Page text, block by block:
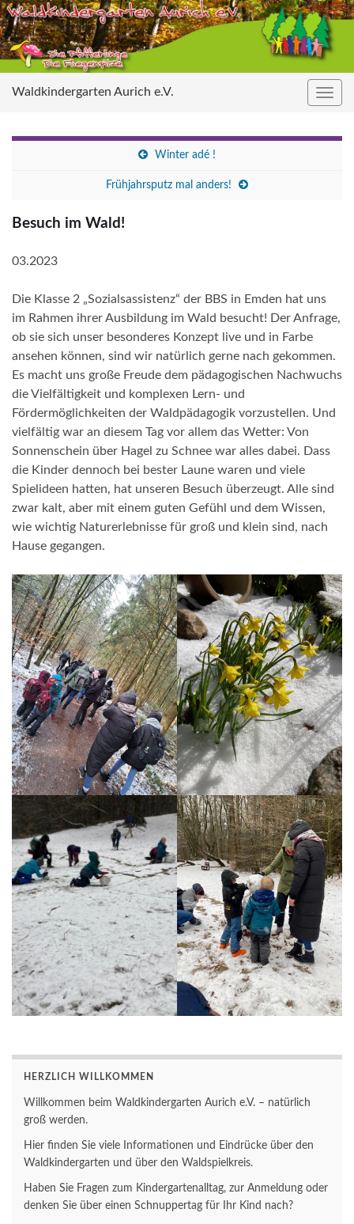
Waldkindergarten Aurich e.V.
Winter adé !
Frühjahrsputz mal anders!
Besuch im Wald!
03.2023
Die Klasse 2 „Sozialsassistenz“ der BBS in Emden hat uns
im Rahmen ihrer Ausbildung im Wald besucht! Der Anfrage,
ob sie sich unser besonderes Konzept live und in Farbe
ansehen können, sind wir natürlich gerne nach gekommen.
Es macht uns große Freude dem pädagogischen Nachwuchs
die Vielfältigkeit und komplexen Lern- und
Fördermöglichkeiten der Waldpädagogik vorzustellen. Und
vielfältig war an diesem Tag vor allem das Wetter: Von
Sonnenschein über Hagel zu Schnee war alles dabei. Dass
die Kinder dennoch bei bester Laune waren und viele
Spielideen hatten, hat unseren Besuch überzeugt. Alle sind
zwar kalt, aber mit einem guten Gefühl und dem Wissen,
wie wichtig Naturerlebnisse für groß und klein sind, nach
Hause gegangen.
HERZLICH WILLKOMMEN
Willkommen beim Waldkindergarten Aurich e.V. – natürlich
groß werden.
Hier finden Sie viele Informationen und Eindrücke über den
Waldkindergarten und über den Waldspielkreis.
Haben Sie Fragen zum Kindergartenalltag, zur Anmeldung oder
denken Sie über einen Schnuppertag für Ihr Kind nach?